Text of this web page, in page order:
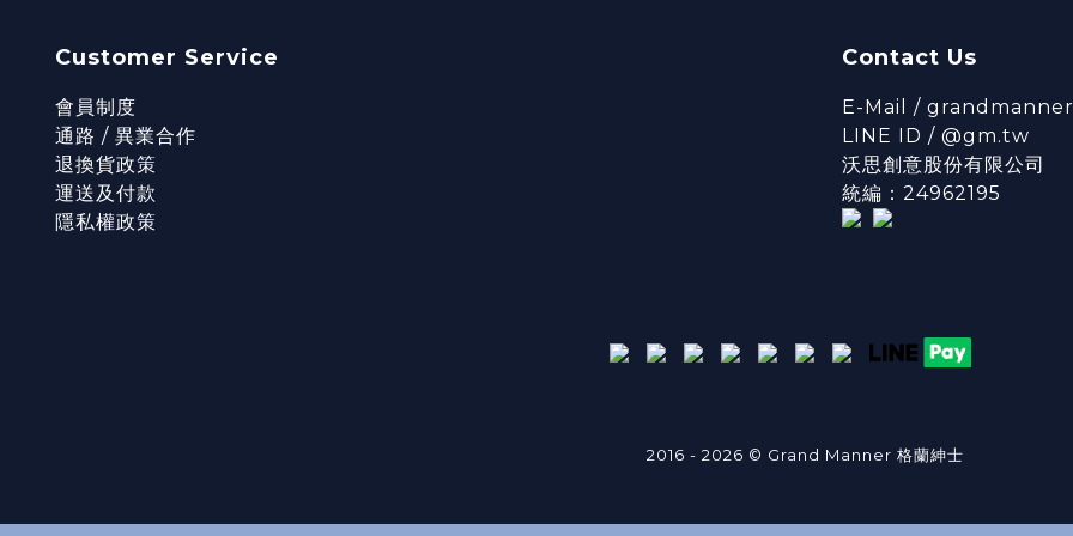
Customer Service
會員制度
通路 / 異業合作
退換貨政策
運送及付款
隱私權政策
Contact Us
E-Mail /
LINE ID / @gm.tw
沃思創意股份有限公司
統編：24962195
2016 - 2026 © Grand Manner 格蘭紳士